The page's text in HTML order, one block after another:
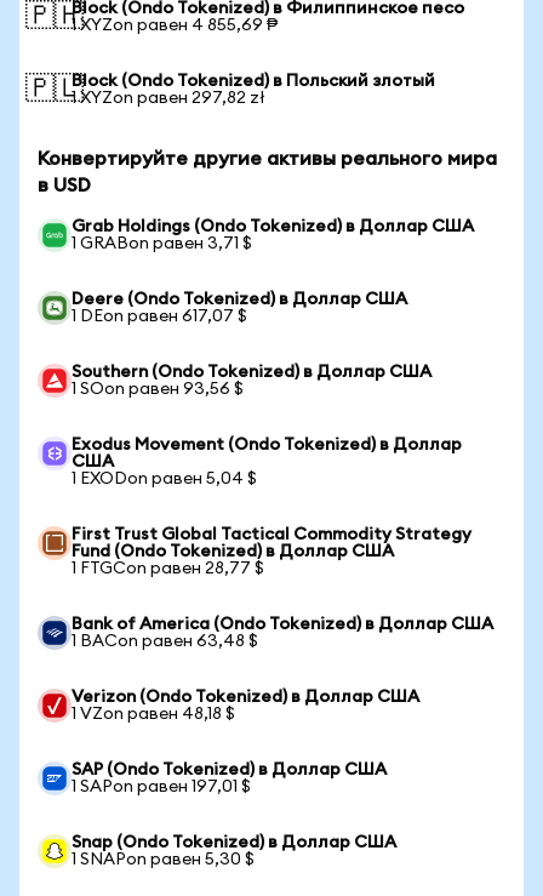
🇵🇭Block (Ondo Tokenized) в Филиппинское песо
1 XYZon равен 4 855,69 ₱
🇵🇱Block (Ondo Tokenized) в Польский злотый
1 XYZon равен 297,82 zł
Конвертируйте другие активы реального мира
в USD
Grab Holdings (Ondo Tokenized) в Доллар США
1 GRABon равен 3,71 $
Deere (Ondo Tokenized) в Доллар США
1 DEon равен 617,07 $
Southern (Ondo Tokenized) в Доллар США
1 SOon равен 93,56 $
Exodus Movement (Ondo Tokenized) в Доллар
США
1 EXODon равен 5,04 $
First Trust Global Tactical Commodity Strategy
Fund (Ondo Tokenized) в Доллар США
1 FTGCon равен 28,77 $
Bank of America (Ondo Tokenized) в Доллар США
1 BACon равен 63,48 $
Verizon (Ondo Tokenized) в Доллар США
1 VZon равен 48,18 $
SAP (Ondo Tokenized) в Доллар США
1 SAPon равен 197,01 $
Snap (Ondo Tokenized) в Доллар США
1 SNAPon равен 5,30 $